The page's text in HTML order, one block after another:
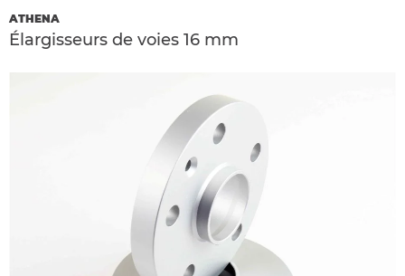
ATHENA
Élargisseurs de voies 16 mm